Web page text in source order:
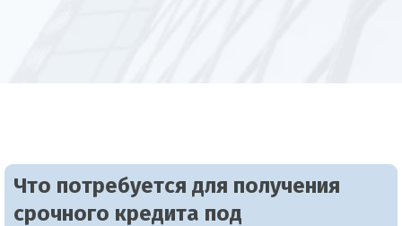
Что потребуется для получения
срочного кредита под